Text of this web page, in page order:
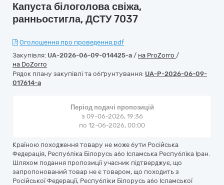
Капуста білоголова свіжа,
ранньостигла, ДСТУ 7037
Оголошення про проведення.pdf
Закупівля: UA-2026-06-09-014425-a / на ProZorro /
на DoZorro
Рядок плану закупівлі та обґрунтування: UA-P-2026-06-09-
017614-a
Період подачі пропозицій
з 09-06-2026, 19:36
по 12-06-2026, 00:00
Країною походження товару не може бути Російська
Федерація, Республіка Білорусь або Ісламська Республіка Іран.
Шляхом подання пропозиції учасник підтверджує, що
запропонований товар не є товаром, що походить з
Російської Федерації, Республіки Білорусь або Ісламської